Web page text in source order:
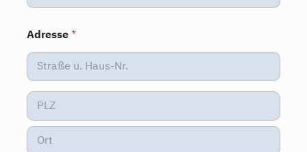
Adresse*
Adresse Zeile
1
Ort